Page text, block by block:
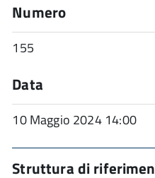
Numero
155
Data
10 Maggio 2024 14:00
Struttura di